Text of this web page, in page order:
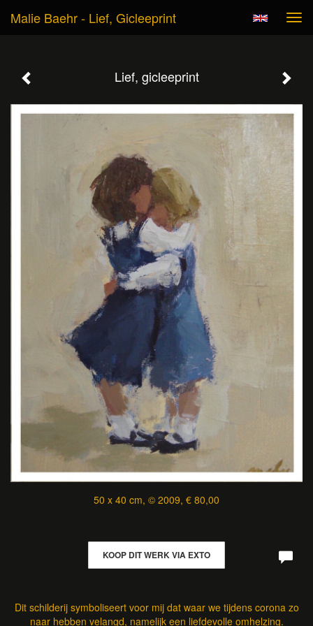
Malie Baehr - Lief, Gicleeprint
Lief, gicleeprint
50 x 40 cm, © 2009, € 80,00
KOOP DIT WERK VIA EXTO
Dit schilderij symboliseert voor mij dat waar we tijdens corona zo
naar hebben velangd, namelijk een liefdevolle omhelzing.